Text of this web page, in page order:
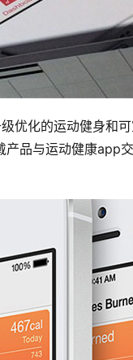
优化的运动健身和
品与运动健康app